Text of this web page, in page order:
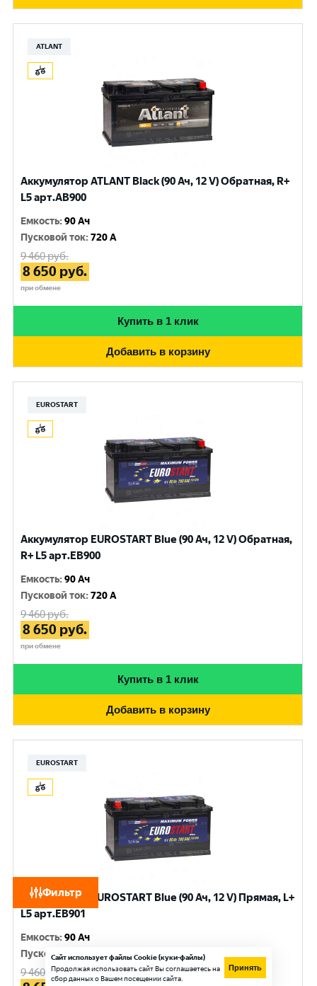
Фильтр
ATLANT
Аккумулятор ATLANT Black (90 Ач, 12 V) Обратная, R+
L5 арт.AB900
Емкость:90 Ач
Пусковой ток:720 A
9 460руб.
8 650 руб.
при обмене
Купить в 1 клик
Добавить в корзину
EUROSTART
Аккумулятор EUROSTART Blue (90 Ач, 12 V) Обратная,
R+ L5 арт.EB900
Емкость:90 Ач
Пусковой ток:720 A
9 460руб.
8 650 руб.
при обмене
Купить в 1 клик
Добавить в корзину
EUROSTART
Аккумулятор EUROSTART Blue (90 Ач, 12 V) Прямая, L+
L5 арт.EB901
Емкость:90 Ач
Пусковой ток: 720 A
9 460 руб.
Сайт использует файлы Cookie (куки-файлы)
Продолжая использовать сайт Вы соглашаетесь на
сбор данных о Вашем посещении сайта.
Принять